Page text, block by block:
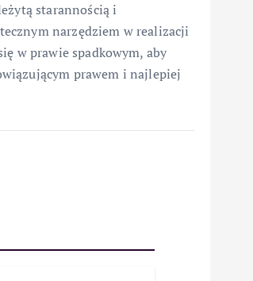
starannością i
narzędziem w realizacji
w prawie spadkowym, aby
prawem i najlepiej